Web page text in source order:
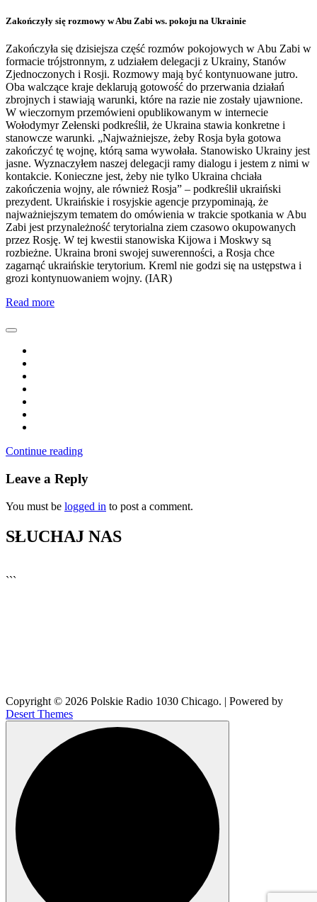
Zakończyły się rozmowy w Abu Zabi ws. pokoju na Ukrainie
Zakończyła się dzisiejsza część rozmów pokojowych w Abu Zabi w
formacie trójstronnym, z udziałem delegacji z Ukrainy, Stanów
Zjednoczonych i Rosji. Rozmowy mają być kontynuowane jutro.
Oba walczące kraje deklarują gotowość do przerwania działań
zbrojnych i stawiają warunki, które na razie nie zostały ujawnione.
W wieczornym przemówieni opublikowanym w internecie
Wołodymyr Zełenski podkreślił, że Ukraina stawia konkretne i
stanowcze warunki. „Najważniejsze, żeby Rosja była gotowa
zakończyć tę wojnę, którą sama wywołała. Stanowisko Ukrainy jest
jasne. Wyznaczyłem naszej delegacji ramy dialogu i jestem z nimi w
kontakcie. Konieczne jest, żeby nie tylko Ukraina chciała
zakończenia wojny, ale również Rosja” – podkreślił ukraiński
prezydent. Ukraińskie i rosyjskie agencje przypominają, że
najważniejszym tematem do omówienia w trakcie spotkania w Abu
Zabi jest przynależność terytorialna ziem czasowo okupowanych
przez Rosję. W tej kwestii stanowiska Kijowa i Moskwy są
rozbieżne. Ukraina broni swojej suwerenności, a Rosja chce
zagarnąć ukraińskie terytorium. Kreml nie godzi się na ustępstwa i
grozi kontynuowaniem wojny. (IAR)
Read more
Continue reading
Leave a Reply
You must be logged in to post a comment.
SŁUCHAJ NAS
```
Copyright © 2026 Polskie Radio 1030 Chicago. | Powered by
Desert Themes